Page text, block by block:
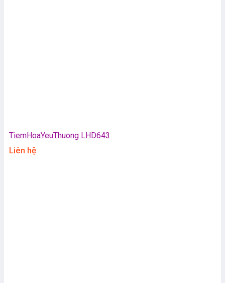
TiemHoaYeuThuong LHD643
Liên hệ